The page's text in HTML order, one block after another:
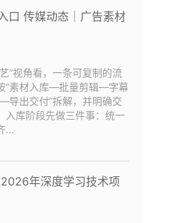
口 传媒动态｜广告素材
”视角看，一条可复制的流
“素材入库—批量剪辑—字幕
导出交付”拆解，并明确交
入库阶段先做三件事：统一
...
年深度学习技术项